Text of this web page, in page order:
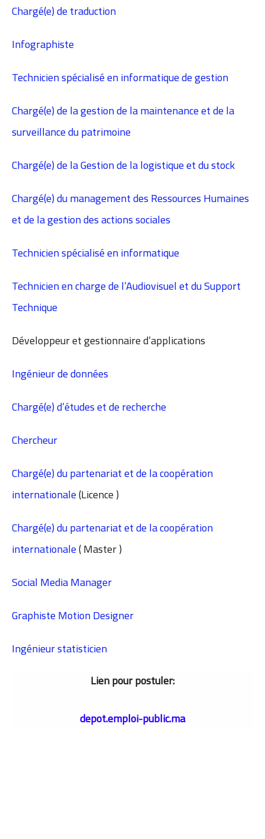
Chargé(e) de traduction
Infographiste
Technicien spécialisé en informatique de gestion
Chargé(e) de la gestion de la maintenance et de la
surveillance du patrimoine
Chargé(e) de la Gestion de la logistique et du stock
Chargé(e) du management des Ressources Humaines
et de la gestion des actions sociales
Technicien spécialisé en informatique
Technicien en charge de l’Audiovisuel et du Support
Technique
Développeur et gestionnaire d’applications
Ingénieur de données
Chargé(e) d’études et de recherche
Chercheur
Chargé(e) du partenariat et de la coopération
internationale(Licence )
Chargé(e) du partenariat et de la coopération
internationale( Master )
Social Media Manager
Graphiste Motion Designer
Ingénieur statisticien
Lien pour postuler:
depot.emploi-public.ma